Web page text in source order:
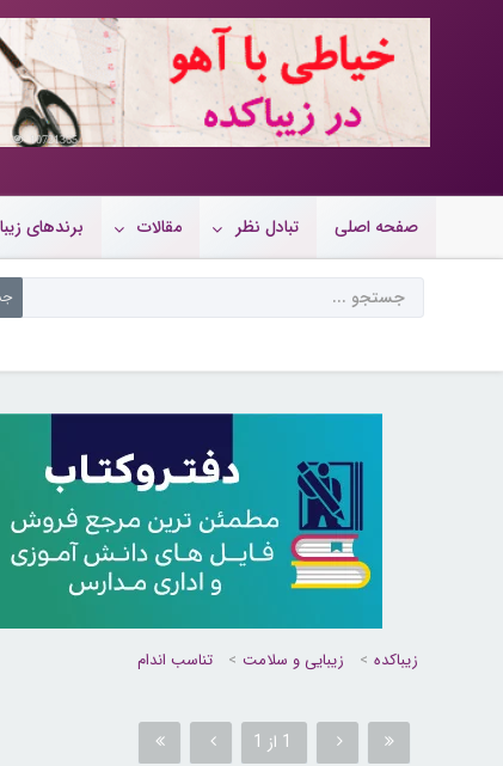
10721365
صفحه اصلی تبادل نظر مقالات برندهای زیبا
زیباکده زیبایی و سلامت تناسب اندام
1 از 1